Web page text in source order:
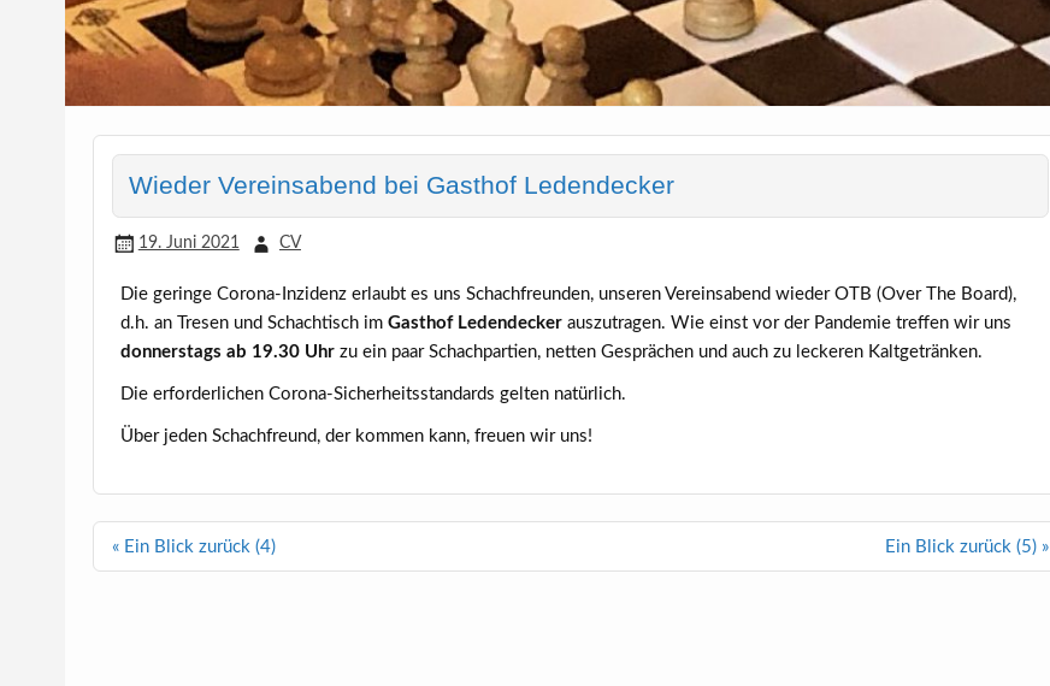
Wieder Vereinsabend bei Gasthof Ledendecker
19. Juni 2021 CV
Die geringe Corona-Inzidenz erlaubt es uns Schachfreunden, unseren Vereinsabend wieder OTB (Over The Board),
d.h. an Tresen und Schachtisch imGasthof Ledendecker auszutragen. Wie einst vor der Pandemie treffen wir uns
donnerstags ab 19.30 Uhr zu ein paar Schachpartien, netten Gesprächen und auch zu leckeren Kaltgetränken.
Die erforderlichen Corona-Sicherheitsstandards gelten natürlich.
Über jeden Schachfreund, der kommen kann, freuen wir uns!
Beitragsnavigation
« Ein Blick zurück (4) Ein Blick zurück (5) »